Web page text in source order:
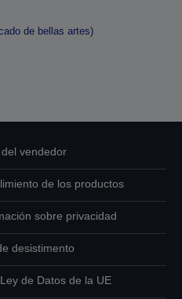
de bellas artes)
vendedor
de los productos
sobre privacidad
desistimento
de Datos de la UE